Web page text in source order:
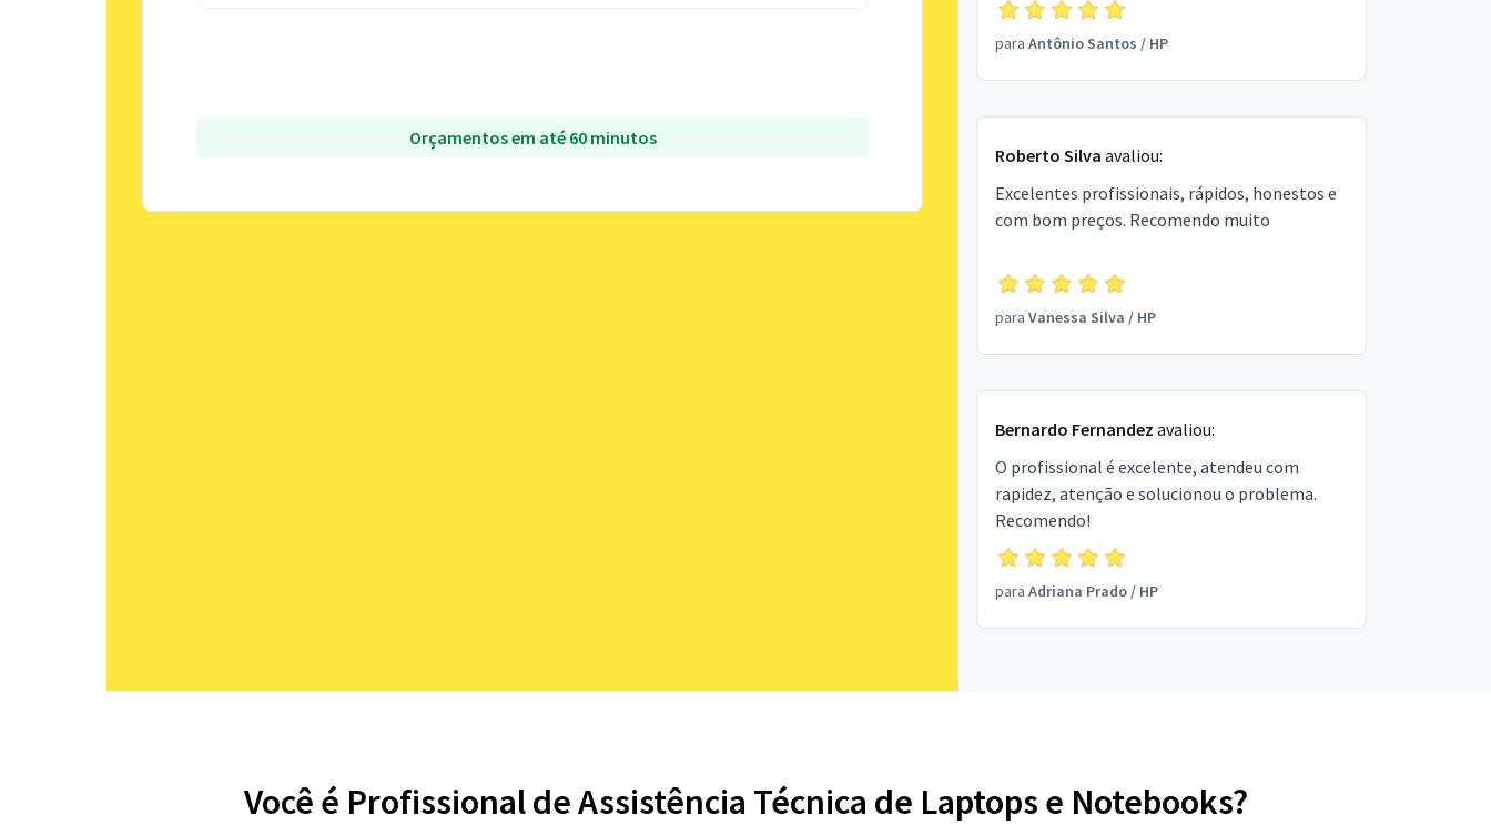
Orçamentos em até 60 minutos
para Antônio Santos / HP
Roberto Silva avaliou:
Excelentes profissionais, rápidos, honestos e
com bom preços. Recomendo muito
para Vanessa Silva / HP
Bernardo Fernandez avaliou:
O profissional é excelente, atendeu com
rapidez, atenção e solucionou o problema.
Recomendo!
para Adriana Prado/ HP
Você é Profissional de Assistência Técnica de Laptops e Notebooks?